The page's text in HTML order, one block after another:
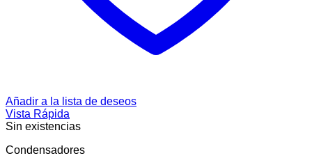
Añadir a la lista de deseos
Vista Rápida
Sin existencias
Condensadores